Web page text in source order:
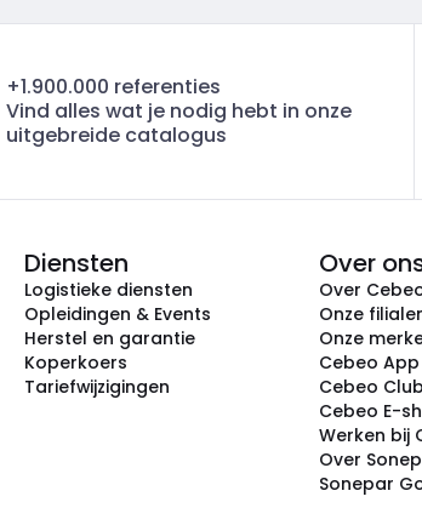
+1.900.000 referenties
Vind alles wat je nodig hebt in onze
uitgebreide catalogus
Diensten
Logistieke diensten
Opleidingen & Events
Herstel en garantie
Koperkoers
Tariefwijzigingen
Over
Over
Onze
Onze
Cebeo App
Cebeo Club
Cebeo E-
Werken bij
Over
Sonepar